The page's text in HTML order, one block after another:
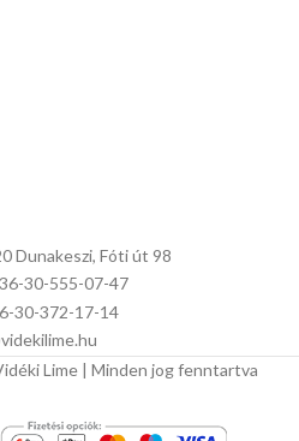
Dunakeszi, Fóti út 98
30-555-07-47
30-372-17-14
Lime | Minden jog fenntartva